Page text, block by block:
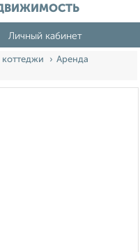
Личный кабинет
Аренда